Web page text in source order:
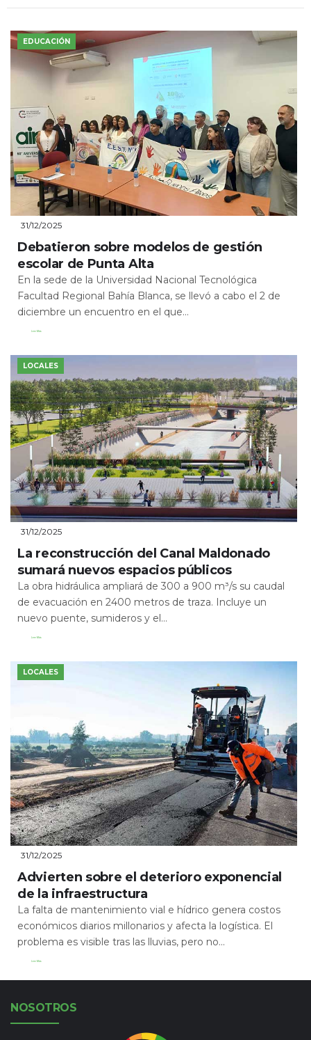
EDUCACIÓN
31/12/2025
Debatieron sobre modelos de gestión
escolar de Punta Alta
En la sede de la Universidad Nacional Tecnológica
Facultad Regional Bahía Blanca, se llevó a cabo el 2 de
diciembre un encuentro en el que...
Leer Más
LOCALES
31/12/2025
La reconstrucción del Canal Maldonado
sumará nuevos espacios públicos
La obra hidráulica ampliará de 300 a 900 m³/s su caudal
de evacuación en 2400 metros de traza. Incluye un
nuevo puente, sumideros y el...
Leer Más
LOCALES
31/12/2025
Advierten sobre el deterioro exponencial
de la infraestructura
La falta de mantenimiento vial e hídrico genera costos
económicos diarios millonarios y afecta la logística. El
problema es visible tras las lluvias, pero no...
Leer Más
NOSOTROS